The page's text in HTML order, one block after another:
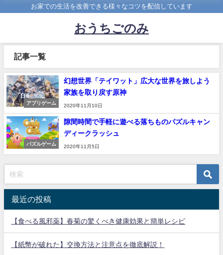
お家での生活を改善できる様々なコツを配信しています
おうちごのみ
記事一覧
アプリゲーム
幻想世界「テイワット」広大な世界を旅しよう
家族を取り戻す原神
2020年11月10日
パズルゲーム
隙間時間で手軽に遊べる落ちものパズルキャン
ディークラッシュ
2020年11月5日
最近の投稿
【食べる風邪薬】春菊の驚くべき健康効果と簡単レシピ
【紙幣が破れた】交換方法と注意点を徹底解説！